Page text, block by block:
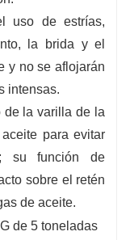
uso de estrías,
la brida y el
y no se aflojarán
intensas.
de la varilla de la
para evitar
su función de
sobre el retén
de aceite.